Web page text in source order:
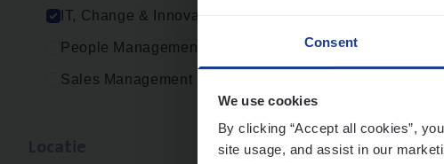
Consent
We use cookies
By clicking “Accept all cookies”,
site usage, and assist in our
IT, Change & Innovation
People Management
Sales Management